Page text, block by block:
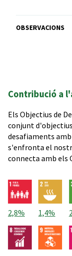
OBSERVACIONS
Contribució a
Els Objectius de
conjunt
desafiaments
s'enfronta el
connecta amb els
2,8% 1,4%